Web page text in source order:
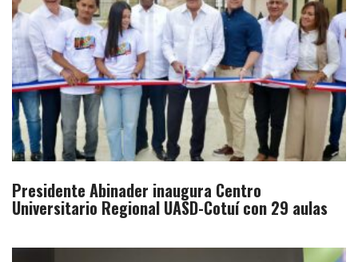
Presidente Abinader inaugura Centro
Universitario Regional UASD-Cotuí con 29 aulas